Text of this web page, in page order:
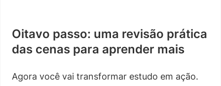
Oitavo passo: uma revisão prática
das cenas para aprender mais
Agora você vai transformar estudo em ação.